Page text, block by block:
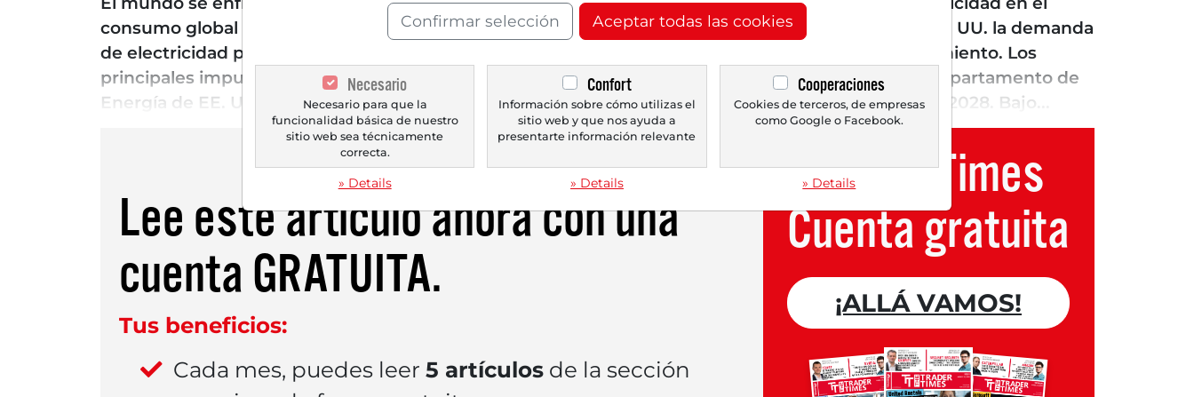
consumo global de energía aumente en aproximadamente un 50 % para 2050, mientras que en EE. UU. la demanda
de electricidad podría crecer alrededor de un 25 % para 2030 después de dos décadas de estancamiento. Los
principales impulsores son, sobre todo, los centros de datos de IA, que, según estimaciones del Departamento de
Energía de EE. UU., podrían representar hasta el 12 % del consumo eléctrico estadounidense ya en 2028. Bajo...
Lee este artículo ahora con una
cuenta GRATUITA.
Tus beneficios:
Cada mes, puedes leer 5 artículosde la sección
Trader Times
Cuenta gratuita
¡ALLÁ VAMOS!
Confirmar selección Aceptar todas las cookies
Necesario
Necesario para que la
funcionalidad básica de nuestro
sitio web sea técnicamente
correcta.
» Details
Confort
Información sobre cómo utilizas el
sitio web y que nos ayuda a
presentarte información relevante
» Details
Cooperaciones
Cookies de terceros, de empresas
como Google o Facebook.
» Details